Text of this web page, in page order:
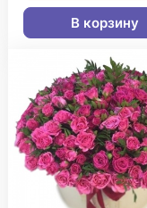
В корзину